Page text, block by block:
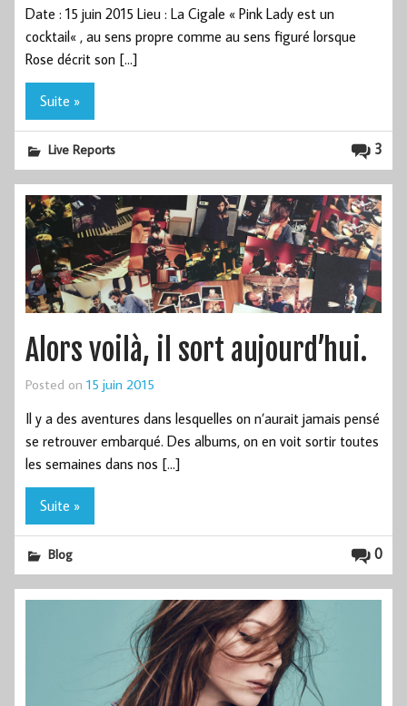
Date : 15 juin 2015 Lieu : La Cigale « Pink Lady est un
cocktail« , au sens propre comme au sens figuré lorsque
Rose décrit son […]
Suite »
3
Live Reports
Alors voilà, il sort aujourd’hui.
Posted on 15 juin 2015
Il y a des aventures dans lesquelles on n’aurait jamais pensé
se retrouver embarqué. Des albums, on en voit sortir toutes
les semaines dans nos […]
Suite »
0
Blog